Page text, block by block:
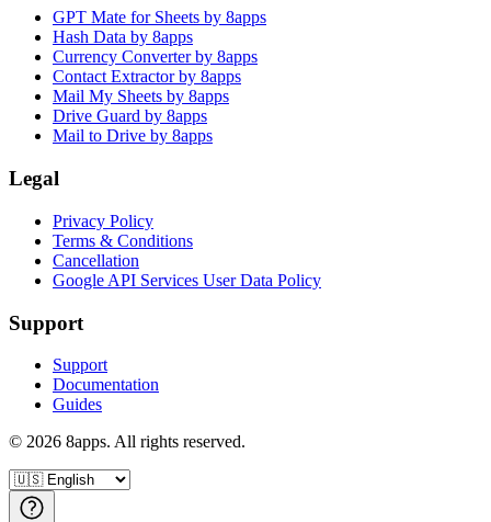
GPT Mate for Sheets by 8apps
Hash Data by 8apps
Currency Converter by 8apps
Contact Extractor by 8apps
Mail My Sheets by 8apps
Drive Guard by 8apps
Mail to Drive by 8apps
Legal
Privacy Policy
Terms & Conditions
Cancellation
Google API Services User Data Policy
Support
Support
Documentation
Guides
© 2026 8apps. All rights reserved.